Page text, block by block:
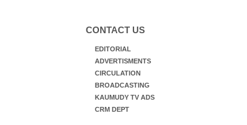
CONTACT US
EDITORIAL
ADVERTISMENTS
CIRCULATION
BROADCASTING
KAUMUDY TV ADS
CRM DEPT